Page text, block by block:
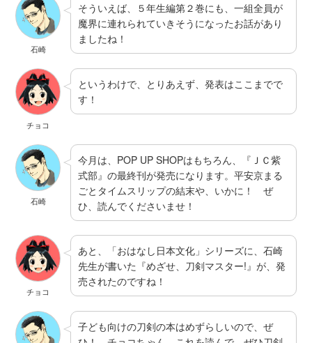
石崎
そういえば、５年生編第２巻にも、一組全員が
魔界に連れられていきそうになったお話があり
ましたね！
チョコ
というわけで、とりあえず、発表はここまでで
す！
石崎
今月は、POP UP SHOPはもちろん、『ＪＣ紫
式部』の最終刊が発売になります。平安京まる
ごとタイムスリップの結末や、いかに！ ぜ
ひ、読んでくださいませ！
チョコ
あと、「おはなし日本文化」シリーズに、石崎
先生が書いた『めざせ、刀剣マスター!』が、発
売されたのですね！
子ども向けの刀剣の本はめずらしいので、ぜ